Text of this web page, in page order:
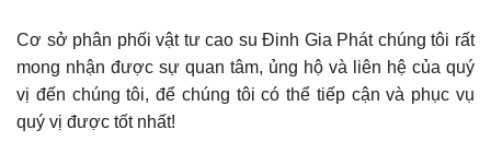
Cơ sở phân phối vật tư cao su Đinh Gia Phát chúng tôi rất
mong nhận được sự quan tâm, ủng hộ và liên hệ của quý
vị đến chúng tôi, để chúng tôi có thể tiếp cận và phục vụ
quý vị được tốt nhất!